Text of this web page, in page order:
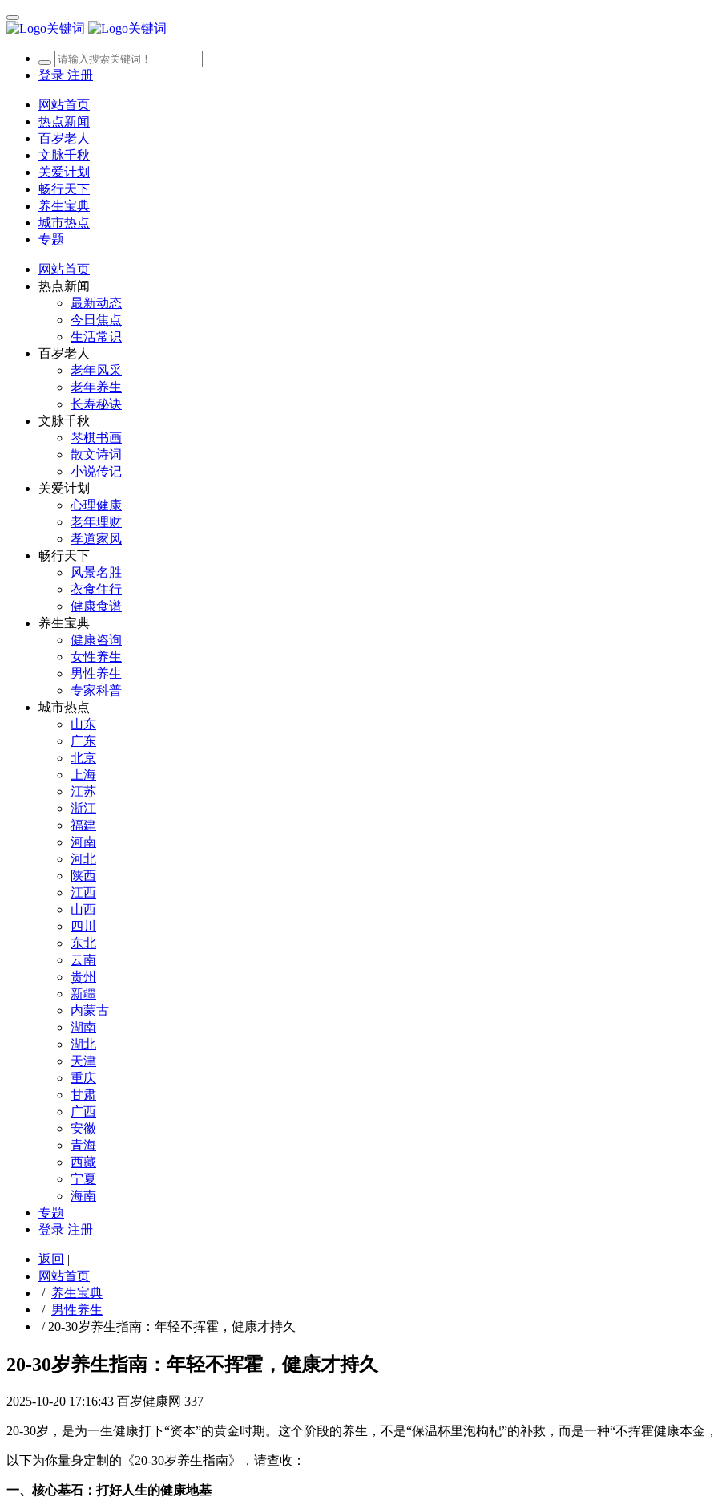
登录 注册
网站首页
热点新闻
百岁老人
文脉千秋
关爱计划
畅行天下
养生宝典
城市热点
专题
网站首页
热点新闻
最新动态
今日焦点
生活常识
百岁老人
老年风采
老年养生
长寿秘诀
文脉千秋
琴棋书画
散文诗词
小说传记
关爱计划
心理健康
老年理财
孝道家风
畅行天下
风景名胜
衣食住行
健康食谱
养生宝典
健康咨询
女性养生
男性养生
专家科普
城市热点
山东
广东
北京
上海
江苏
浙江
福建
河南
河北
陕西
江西
山西
四川
东北
云南
贵州
新疆
内蒙古
湖南
湖北
天津
重庆
甘肃
广西
安徽
青海
西藏
宁夏
海南
专题
登录 注册
返回 |
网站首页
/ 养生宝典
/ 男性养生
/ 20-30岁养生指南：年轻不挥霍，健康才持久
20-30岁养生指南：年轻不挥霍，健康才持久
2025-10-20 17:16:43 百岁健康网 337
20-30岁，是为一生健康打下“资本”的黄金时期。这个阶段的养生，不是“保温杯里泡枸杞”的补救，而是一种“不挥霍健康本金
以下为你量身定制的《20-30岁养生指南》，请查收：
一、核心基石：打好人生的健康地基